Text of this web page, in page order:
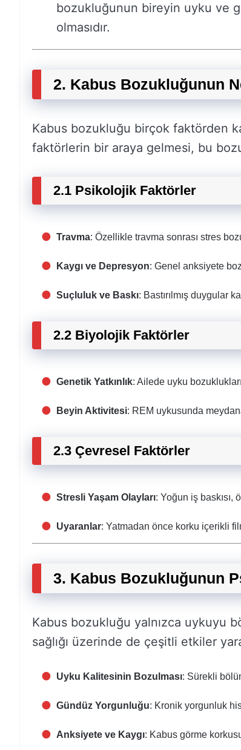
bozukluğunun bireyin uyku ve
olmasıdır.
2. Kabus Bozukluğunun
Kabus bozukluğu birçok faktörden
faktörlerin bir araya gelmesi, bu
2.1 Psikolojik Faktörler
Travma: Özellikle travma sonrası stres
Kaygı ve Depresyon: Genel anksiyete
Suçluluk ve Baskı: Bastırılmış duygular
2.2 Biyolojik Faktörler
Genetik Yatkınlık: Ailede uyku
Beyin Aktivitesi: REM uykusunda
2.3 Çevresel Faktörler
Stresli Yaşam Olayları: Yoğun iş baskısı,
Uyaranlar: Yatmadan önce korku içerikli
3. Kabus Bozukluğunun
Kabus bozukluğu yalnızca uykuyu
sağlığı üzerinde de çeşitli etkiler
Uyku Kalitesinin Bozulması: Sürekli
Gündüz Yorgunluğu: Kronik yorgunluk
Anksiyete ve Kaygı: Kabus görme